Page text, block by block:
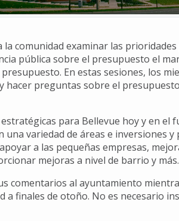
comunidad examinar las
pública sobre el presupuesto el
En estas sesiones, los
hacer preguntas sobre el
para Bellevue hoy y en el
variedad de áreas e inversiones y
a las pequeñas empresas,
mejoras a nivel de barrio y más.
comentarios al ayuntamiento
finales de otoño. No es necesario